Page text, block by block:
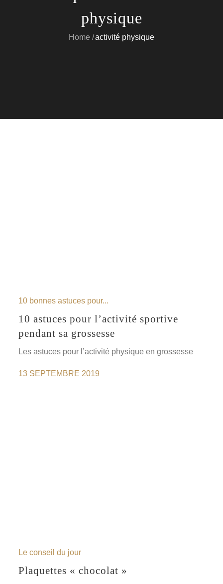
physique
Home activité physique
10 bonnes astuces pour...
10 astuces pour l’activité sportive
pendant sa grossesse
Les astuces pour l’activité physique en grossesse
13 SEPTEMBRE 2019
Le conseil du jour
Plaquettes « chocolat »